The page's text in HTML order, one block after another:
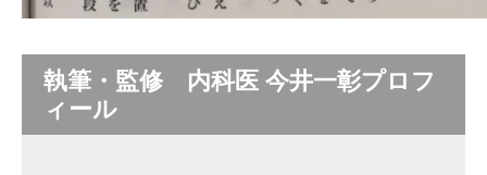
執筆・監修 内科医 今井一彰プロフ
ィール